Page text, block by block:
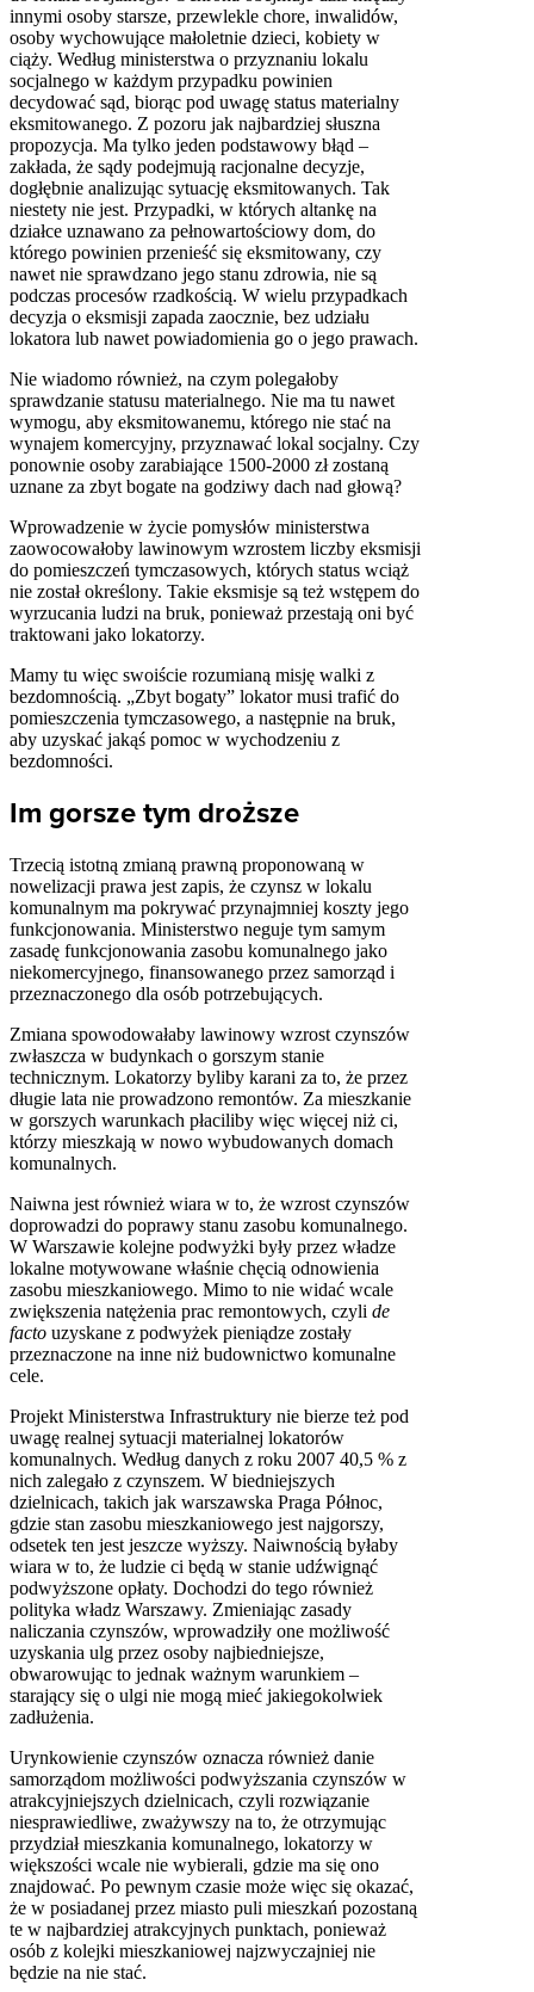
innymi osoby starsze, przewlekle chore, inwalidów,
osoby wychowujące małoletnie dzieci, kobiety w
ciąży. Według ministerstwa o przyznaniu lokalu
socjalnego w każdym przypadku powinien
decydować sąd, biorąc pod uwagę status materialny
eksmitowanego. Z pozoru jak najbardziej słuszna
propozycja. Ma tylko jeden podstawowy błąd –
zakłada, że sądy podejmują racjonalne decyzje,
dogłębnie analizując sytuację eksmitowanych. Tak
niestety nie jest. Przypadki, w których altankę na
działce uznawano za pełnowartościowy dom, do
którego powinien przenieść się eksmitowany, czy
nawet nie sprawdzano jego stanu zdrowia, nie są
podczas procesów rzadkością. W wielu przypadkach
decyzja o eksmisji zapada zaocznie, bez udziału
lokatora lub nawet powiadomienia go o jego prawach.
Nie wiadomo również, na czym polegałoby
sprawdzanie statusu materialnego. Nie ma tu nawet
wymogu, aby eksmitowanemu, którego nie stać na
wynajem komercyjny, przyznawać lokal socjalny. Czy
ponownie osoby zarabiające 1500-2000 zł zostaną
uznane za zbyt bogate na godziwy dach nad głową?
Wprowadzenie w życie pomysłów ministerstwa
zaowocowałoby lawinowym wzrostem liczby eksmisji
do pomieszczeń tymczasowych, których status wciąż
nie został określony. Takie eksmisje są też wstępem do
wyrzucania ludzi na bruk, ponieważ przestają oni być
traktowani jako lokatorzy.
Mamy tu więc swoiście rozumianą misję walki z
bezdomnością. „Zbyt bogaty” lokator musi trafić do
pomieszczenia tymczasowego, a następnie na bruk,
aby uzyskać jakąś pomoc w wychodzeniu z
bezdomności.
Im gorsze tym droższe
Trzecią istotną zmianą prawną proponowaną w
nowelizacji prawa jest zapis, że czynsz w lokalu
komunalnym ma pokrywać przynajmniej koszty jego
funkcjonowania. Ministerstwo neguje tym samym
zasadę funkcjonowania zasobu komunalnego jako
niekomercyjnego, finansowanego przez samorząd i
przeznaczonego dla osób potrzebujących.
Zmiana spowodowałaby lawinowy wzrost czynszów
zwłaszcza w budynkach o gorszym stanie
technicznym. Lokatorzy byliby karani za to, że przez
długie lata nie prowadzono remontów. Za mieszkanie
w gorszych warunkach płaciliby więc więcej niż ci,
którzy mieszkają w nowo wybudowanych domach
komunalnych.
Naiwna jest również wiara w to, że wzrost czynszów
doprowadzi do poprawy stanu zasobu komunalnego.
W Warszawie kolejne podwyżki były przez władze
lokalne motywowane właśnie chęcią odnowienia
zasobu mieszkaniowego. Mimo to nie widać wcale
zwiększenia natężenia prac remontowych, czyli de
facto uzyskane z podwyżek pieniądze zostały
przeznaczone na inne niż budownictwo komunalne
cele.
Projekt Ministerstwa Infrastruktury nie bierze też pod
uwagę realnej sytuacji materialnej lokatorów
komunalnych. Według danych z roku 2007 40,5 % z
nich zalegało z czynszem. W biedniejszych
dzielnicach, takich jak warszawska Praga Północ,
gdzie stan zasobu mieszkaniowego jest najgorszy,
odsetek ten jest jeszcze wyższy. Naiwnością byłaby
wiara w to, że ludzie ci będą w stanie udźwignąć
podwyższone opłaty. Dochodzi do tego również
polityka władz Warszawy. Zmieniając zasady
naliczania czynszów, wprowadziły one możliwość
uzyskania ulg przez osoby najbiedniejsze,
obwarowując to jednak ważnym warunkiem –
starający się o ulgi nie mogą mieć jakiegokolwiek
zadłużenia.
Urynkowienie czynszów oznacza również danie
samorządom możliwości podwyższania czynszów w
atrakcyjniejszych dzielnicach, czyli rozwiązanie
niesprawiedliwe, zważywszy na to, że otrzymując
przydział mieszkania komunalnego, lokatorzy w
większości wcale nie wybierali, gdzie ma się ono
znajdować. Po pewnym czasie może więc się okazać,
że w posiadanej przez miasto puli mieszkań pozostaną
te w najbardziej atrakcyjnych punktach, ponieważ
osób z kolejki mieszkaniowej najzwyczajniej nie
będzie na nie stać.